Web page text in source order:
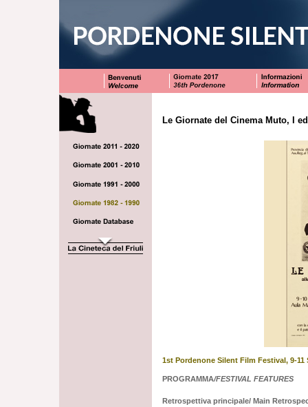
Le Giornate del Cinema Muto, I
1st Pordenone Silent Film Festival, 9-11
PROGRAMMA/FESTIVAL FEATURES
Retrospettiva principale/ Main